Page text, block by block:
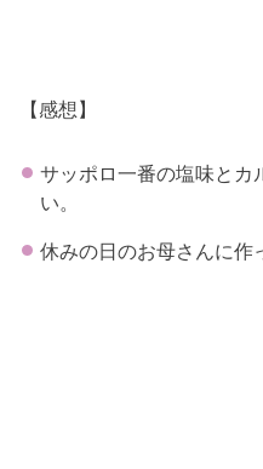
【感想】
サッポロ一番の塩味とカ
い。
休みの日のお母さんに作